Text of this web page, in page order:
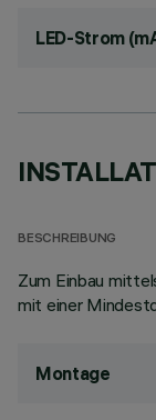
LED-Strom
BESCHREIBUNG
Zum Einbau
mit einer
Montage